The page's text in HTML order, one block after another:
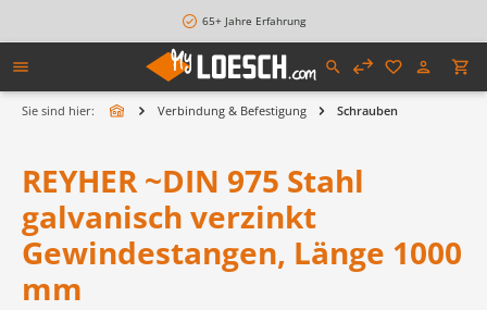
65+ Jahre Erfahrung
Sie sind hier: Verbindung & Befestigung Schrauben
REYHER ~DIN 975 Stahl
galvanisch verzinkt
Gewindestangen, Länge 1000
mm